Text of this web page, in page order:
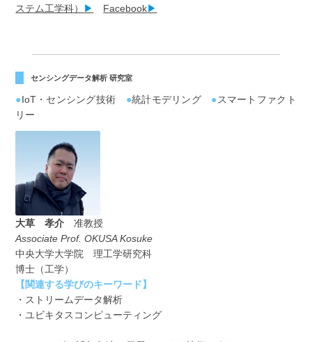
ステム工学科）
▶ Facebook▶
センシングデータ解析 研究室
●IoT・センシング技術 ●統計モデリング ●スマートファクト
リー
大草 孝介 准教授
Associate Prof. OKUSA Kosuke
中央大学大学院 理工学研究科
博士（工学）
【関連する学びのキーワード】
・ストリームデータ解析
・ユビキタスコンピューティング